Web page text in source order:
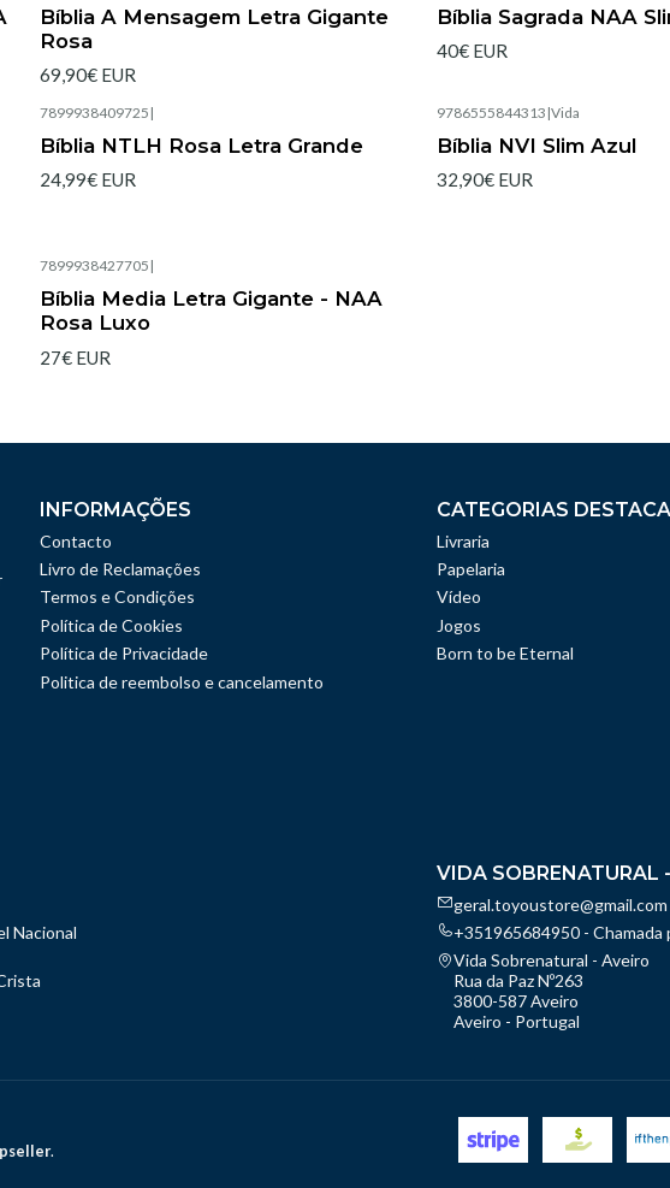
Bíblia A Mensagem Letra Gigante
Rosa
69,90€ EUR
Bíblia Sagrada NAA
40€ EUR
7899938409725 |
Bíblia NTLH Rosa Letra Grande
24,99€ EUR
9786555844313 |Vida
Bíblia NVI Slim Azul
32,90€ EUR
7899938427705 |
Bíblia Media Letra Gigante - NAA
Rosa Luxo
27€ EUR
INFORMAÇÕES
Contacto
Livro de Reclamações
Termos e Condições
Política de Cookies
Política de Privacidade
Politica de reembolso e cancelamento
CATEGORIAS
Livraria
Papelaria
Vídeo
Jogos
Born to be Eternal
Nacional
VIDA SOBRENATURAL
geral.toyoustore@gmail.com
+351965684950 - Chamada
Vida Sobrenatural - Aveiro
Rua da Paz Nº263
3800-587 Aveiro
Aveiro - Portugal
.